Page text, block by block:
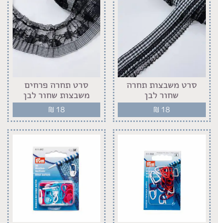
סרט משבצות תחרה
שחור לבן
₪ 18
סרט תחרה פרחים
משבצות שחור לבן
₪ 18